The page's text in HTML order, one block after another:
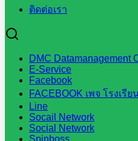
ติดต่อเรา
DMC Datamanagement
E-Service
Facebook
FACEBOOK เพจ โรงเรี
Line
Socail Network
Social Network
Spinboss
Tel 037-232263:
Messenger